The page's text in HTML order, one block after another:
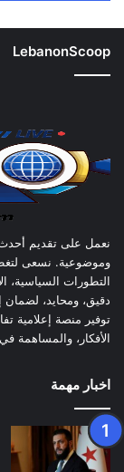
LebanonScoop
نعمل على تقديم أحدث
وموضوعية. نسعى
التطورات السياسية،
دقيق، ومحايد، لضمان
توفير منصة إعلامية
الأفكار، والمساهمة
اخبار مهمة